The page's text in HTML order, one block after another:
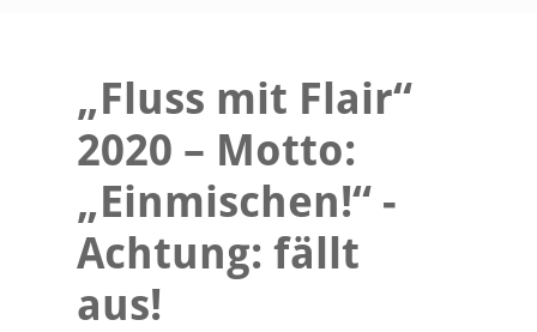
„Fluss mit Flair“
2020 – Motto:
„Einmischen!“ -
Achtung: fällt
aus!